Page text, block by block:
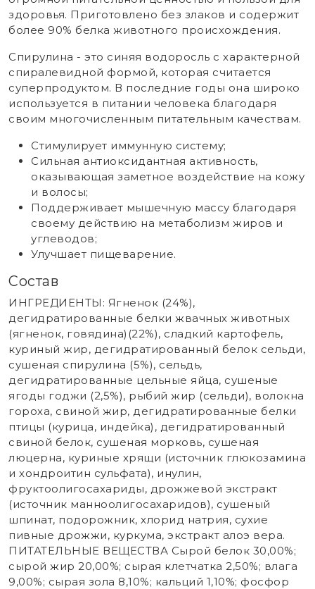
здоровья. Приготовлено без злаков и содержит
более 90% белка животного происхождения.
Спирулина - это синяя водоросль с характерной
спиралевидной формой, которая считается
суперпродуктом. В последние годы она широко
используется в питании человека благодаря
своим многочисленным питательным качествам.
Стимулирует иммунную систему;
Сильная антиоксидантная активность,
оказывающая заметное воздействие на кожу
и волосы;
Поддерживает мышечную массу благодаря
своему действию на метаболизм жиров и
углеводов;
Улучшает пищеварение.
Состав
ИНГРЕДИЕНТЫ: Ягненок (24%),
дегидратированные белки жвачных животных
(ягненок, говядина)(22%), сладкий картофель,
куриный жир, дегидратированный белок сельди,
сушеная спирулина (5%), сельдь,
дегидратированные цельные яйца, сушеные
ягоды годжи (2,5%), рыбий жир (сельди), волокна
гороха, свиной жир, дегидратированные белки
птицы (курица, индейка), дегидратированный
свиной белок, сушеная морковь, сушеная
люцерна, куриные хрящи (источник глюкозамина
и хондроитин сульфата), инулин,
фруктоолигосахариды, дрожжевой экстракт
(источник маннoолигосахаридов), сушеный
шпинат, подорожник, хлорид натрия, сухие
пивные дрожжи, куркума, экстракт алоэ вера.
ПИТАТЕЛЬНЫЕ ВЕЩЕСТВА Сырой белок 30,00%;
сырой жир 20,00%; сырая клетчатка 2,50%; влага
9,00%; сырая зола 8,10%; кальций 1,10%; фосфор